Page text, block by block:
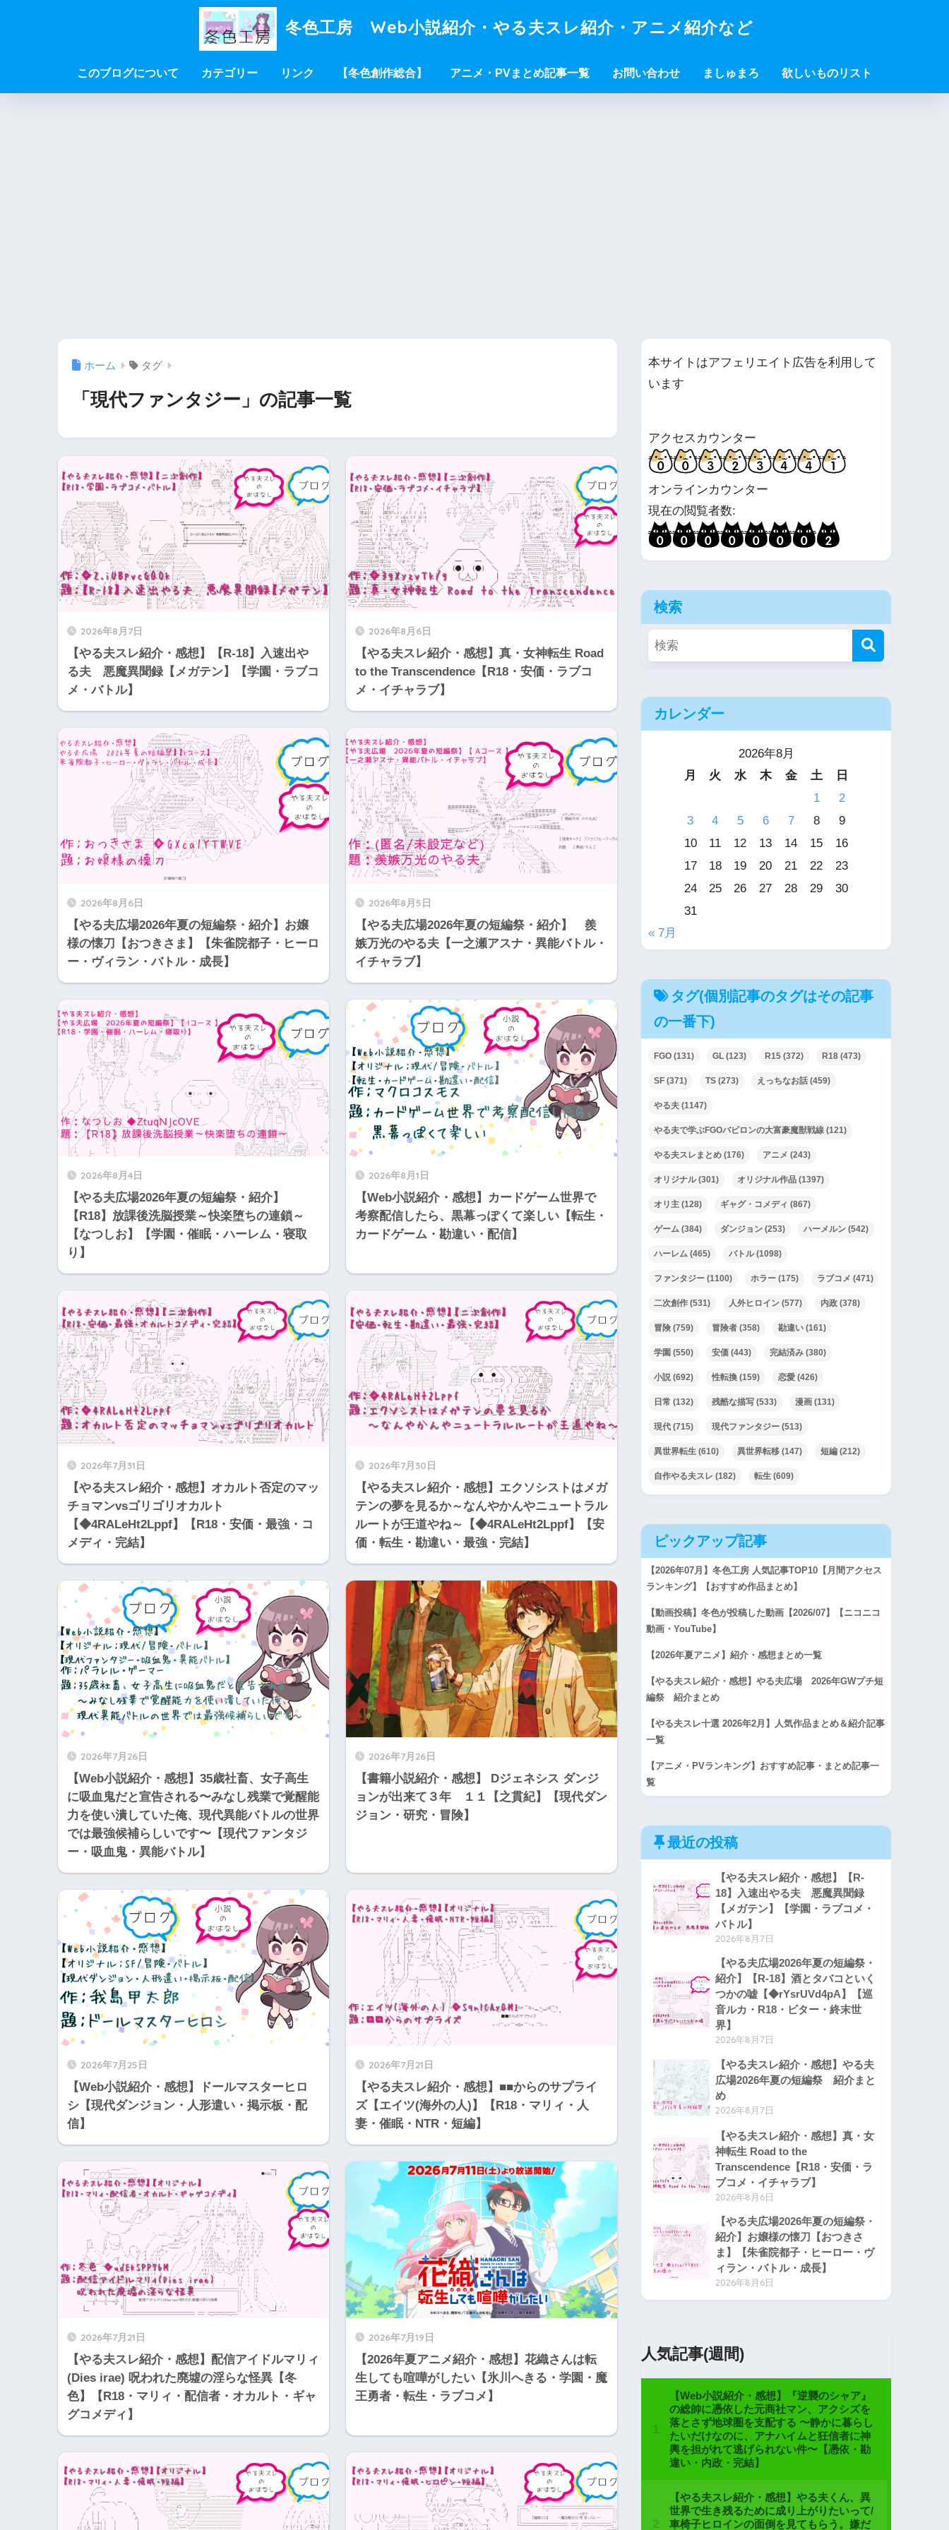
冬色工房 Web小説紹介・やる夫スレ紹介・アニメ紹介など
このブログについて カテゴリー リンク 【冬色創作総合】 アニメ・PVまとめ記事一覧 お問い合わせ ましゅまろ 欲しいものリスト
ホーム タグ
「現代ファンタジー」の記事一覧
2026年8月7日
【やる夫スレ紹介・感想】【R-18】入速出や
る夫 悪魔異聞録【メガテン】【学園・ラブコ
メ・バトル】
2026年8月6日
【やる夫スレ紹介・感想】真・女神転生 Road
to the Transcendence【R18・安価・ラブコ
メ・イチャラブ】
2026年8月6日
【やる夫広場2026年夏の短編祭・紹介】お嬢
様の懐刀【おつきさま】【朱雀院都子・ヒーロ
ー・ヴィラン・バトル・成長】
2026年8月5日
【やる夫広場2026年夏の短編祭・紹介】 羨
嫉万光のやる夫【一之瀬アスナ・異能バトル・
イチャラブ】
2026年8月4日
【やる夫広場2026年夏の短編祭・紹介】
【R18】放課後洗脳授業～快楽堕ちの連鎖～
【なつしお】【学園・催眠・ハーレム・寝取
り】
2026年8月1日
【Web小説紹介・感想】カードゲーム世界で
考察配信したら、黒幕っぽくて楽しい【転生・
カードゲーム・勘違い・配信】
2026年7月31日
【やる夫スレ紹介・感想】オカルト否定のマッ
チョマンvsゴリゴリオカルト
【◆4RALeHt2Lppf】【R18・安価・最強・コ
メディ・完結】
2026年7月30日
【やる夫スレ紹介・感想】エクソシストはメガ
テンの夢を見るか～なんやかんやニュートラル
ルートが王道やね～【◆4RALeHt2Lppf】【安
価・転生・勘違い・最強・完結】
2026年7月26日
【Web小説紹介・感想】35歳社畜、女子高生
に吸血鬼だと宣告される〜みなし残業で覚醒能
力を使い潰していた俺、現代異能バトルの世界
では最強候補らしいです〜【現代ファンタジ
ー・吸血鬼・異能バトル】
2026年7月26日
【書籍小説紹介・感想】 Dジェネシス ダンジ
ョンが出来て３年 １１【之貫紀】【現代ダン
ジョン・研究・冒険】
2026年7月25日
【Web小説紹介・感想】ドールマスターヒロ
シ【現代ダンジョン・人形遣い・掲示板・配
信】
2026年7月21日
【やる夫スレ紹介・感想】■■からのサプライ
ズ【エイツ(海外の人)】【R18・マリィ・人
妻・催眠・NTR・短編】
2026年7月21日
【やる夫スレ紹介・感想】配信アイドルマリィ
(Dies irae) 呪われた廃墟の淫らな怪異【冬
色】【R18・マリィ・配信者・オカルト・ギャ
グコメディ】
2026年7月19日
【2026年夏アニメ紹介・感想】花織さんは転
生しても喧嘩がしたい【氷川へきる・学園・魔
王勇者・転生・ラブコメ】
本サイトはアフェリエイト広告を利用して
います
アクセスカウンター
オンラインカウンター
現在の閲覧者数:
検索
カレンダー
2026年8月
月
火 水 木 金 土
日
1
2
3
4 5 6 7 8
9
10
11 12 13 14 15
16
17
18 19 20 21 22
23
24
25 26 27 28 29
30
31
« 7月
タグ(個別記事のタグはその記事
の一番下)
FGO (131) GL (123) R15 (372) R18 (473)
SF (371) TS (273) えっちなお話 (459)
やる夫 (1147)
やる夫で学ぶFGOバビロンの大富豪魔獣戦線 (121)
やる夫スレまとめ (176) アニメ (243)
オリジナル(301) オリジナル作品 (1397)
オリ主 (128) ギャグ・コメディ (867)
ゲーム (384) ダンジョン (253) ハーメルン (542)
ハーレム (465) バトル(1098)
ファンタジー (1100) ホラー (175) ラブコメ (471)
二次創作 (531) 人外ヒロイン (577) 内政 (378)
冒険 (759) 冒険者 (358) 勘違い (161)
学園 (550) 安価 (443) 完結済み (380)
小説(692) 性転換 (159) 恋愛 (426)
日常 (132) 残酷な描写 (533) 漫画 (131)
現代 (715) 現代ファンタジー (513)
異世界転生 (610) 異世界転移 (147) 短編 (212)
自作やる夫スレ (182) 転生 (609)
ピックアップ記事
【2026年07月】冬色工房 人気記事TOP10【月間アクセス
ランキング】【おすすめ作品まとめ】
【動画投稿】冬色が投稿した動画【2026/07】【ニコニコ
動画・YouTube】
【2026年夏アニメ】紹介・感想まとめ一覧
【やる夫スレ紹介・感想】やる夫広場 2026年GWプチ短
編祭 紹介まとめ
【やる夫スレ十選 2026年2月】人気作品まとめ＆紹介記事
一覧
【アニメ・PVランキング】おすすめ記事・まとめ記事一
覧
最近の投稿
【やる夫スレ紹介・感想】【R-
18】入速出やる夫 悪魔異聞録
【メガテン】【学園・ラブコメ・
バトル】
2026年8月7日
【やる夫広場2026年夏の短編祭・
紹介】【R-18】酒とタバコといく
つかの嘘【◆rYsrUVd4pA】【巡
音ルカ・R18・ビター・終末世
界】
2026年8月7日
【やる夫スレ紹介・感想】やる夫
広場2026年夏の短編祭 紹介まと
め
2026年8月7日
【やる夫スレ紹介・感想】真・女
神転生 Road to the
Transcendence【R18・安価・ラ
ブコメ・イチャラブ】
2026年8月6日
【やる夫広場2026年夏の短編祭・
紹介】お嬢様の懐刀【おつきさ
ま】【朱雀院都子・ヒーロー・ヴ
ィラン・バトル・成長】
2026年8月6日
人気記事(週間)